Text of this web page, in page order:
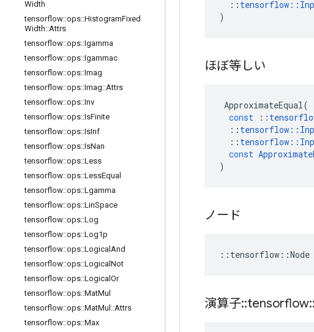
Width
tensorflow::ops::HistogramFixed
Width::Attrs
tensorflow::ops::Igamma
tensorflow::ops::Igammac
tensorflow::ops::Imag
tensorflow::ops::Imag::Attrs
tensorflow::ops::Inv
tensorflow::ops::IsFinite
tensorflow::ops::IsInf
tensorflow::ops::IsNan
tensorflow::ops::Less
tensorflow::ops::LessEqual
tensorflow::ops::Lgamma
tensorflow::ops::LinSpace
tensorflow::ops::Log
tensorflow::ops::Log1p
tensorflow::ops::Logical And
tensorflow::ops::Logical Not
tensorflow::ops::Logical Or
tensorflow::ops::MatMul
tensorflow::ops::MatMul ::Attrs
tensorflow::ops::Max
:: tensorflow ::
)
ほぼ等しい
ApproximateEqual(
const
::
:: tensorflow ::
:: tensorflow ::
const
)
ノード
:: tensorflow ::Node
演算子::tensorflow::